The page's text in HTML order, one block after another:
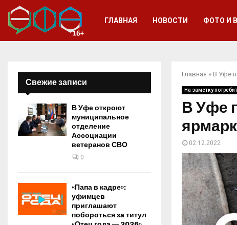
ГЛАВНАЯ НОВОСТИ ФОТО И
Главная » В Уфе
На заметку
В Уфе
02.12.2022
Свежие записи
В Уфе откроют
муниципальное
отделение
Ассоциации
ветеранов СВО
0
«Папа в кадре»:
уфимцев
приглашают
побороться за титул